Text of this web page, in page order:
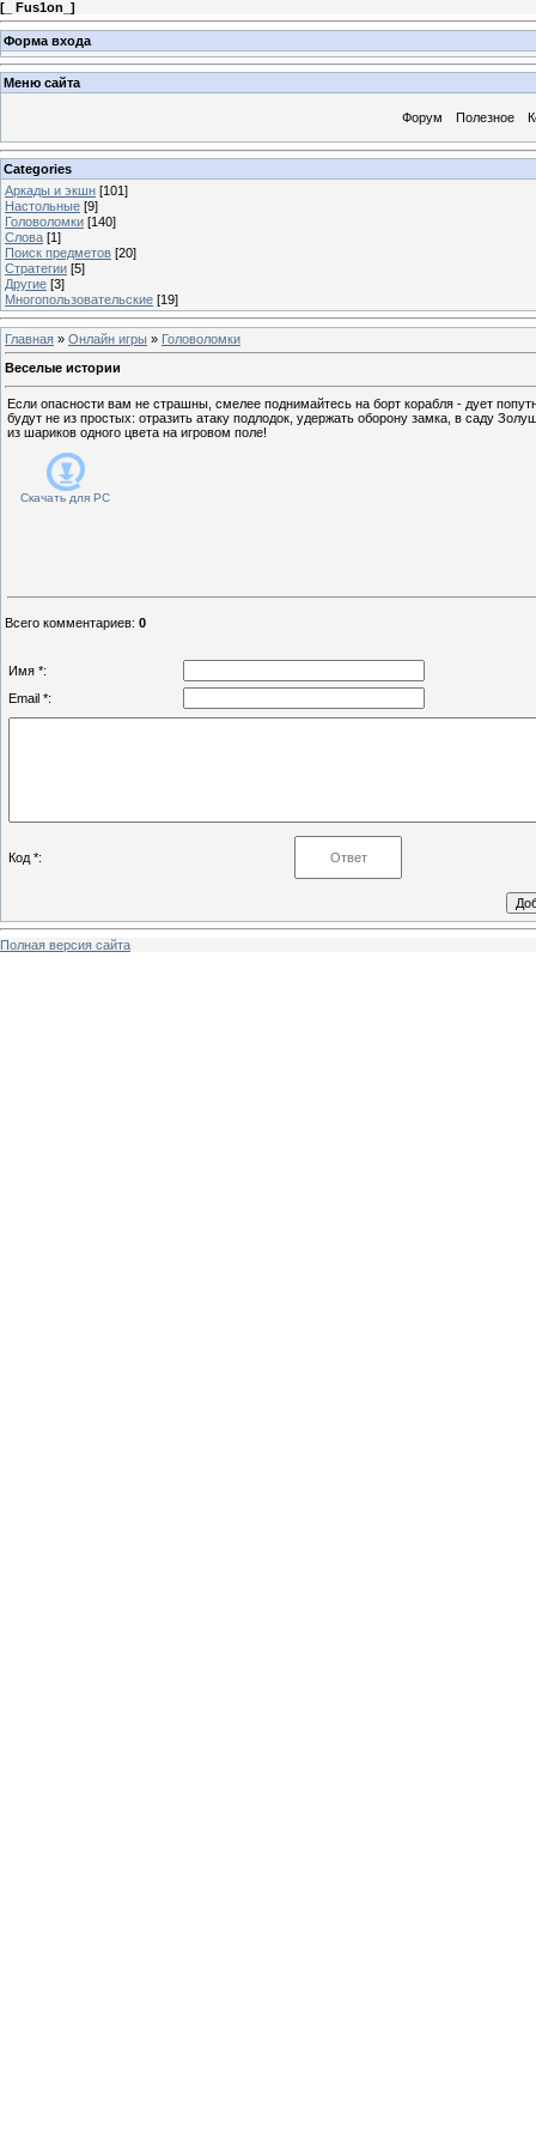
[ _ Fus1on_ ]
Форма входа
Меню сайта
Форум Полезное
Categories
Аркады и экшн [101]
Настольные [9]
Головоломки [140]
Слова [1]
Поиск предметов [20]
Стратегии [5]
Другие [3]
Многопользовательские [19]
Главная » Онлайн игры » Головоломки
Веселые истории
Если опасности вам не страшны, смелее поднимайтесь на борт корабля - дует
будут не из простых: отразить атаку подлодок, удержать оборону замка, в саду
из шариков одного цвета на игровом поле!
Скачать для PC
Всего комментариев: 0
Имя *:
Email *:
Код *:
Полная версия сайта